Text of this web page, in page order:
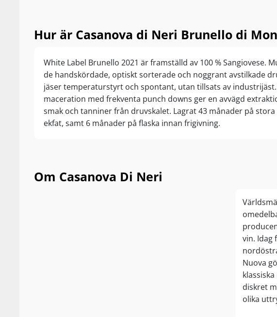
Hur är Casanova di Neri Brunello di
White Label Brunello 2021 är framställd av 100 % Sangiovese.
de handskördade, optiskt sorterade och noggrant avstilkade
jäser temperaturstyrt och spontant, utan tillsats av industrijäst.
maceration med frekventa punch downs ger en avvägd
smak och tanniner från druvskalet. Lagrat 43 månader på stora
ekfat, samt 6 månader på flaska innan frigivning.
Om Casanova Di Neri
vin. Idag
Nuova
diskret
olika